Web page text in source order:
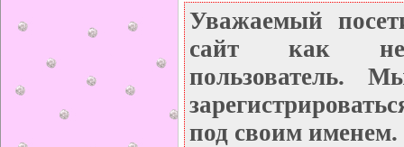
Уважаемый
сайт как
пользователь.
под своим именем.